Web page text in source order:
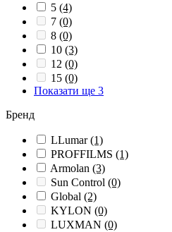
5 (4)
7 (0)
8 (0)
10 (3)
12 (0)
15 (0)
Показати ще 3
Бренд
LLumar(1)
PROFFILMS (1)
Armolan (3)
Sun Control (0)
Global (2)
KYLON (0)
LUXMAN (0)